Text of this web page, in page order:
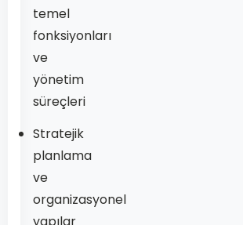
temel
fonksiyonları
ve
yönetim
süreçleri
Stratejik
planlama
ve
organizasyonel
yapılar